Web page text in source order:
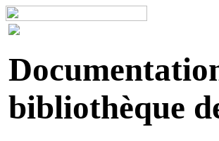
bibliothèque